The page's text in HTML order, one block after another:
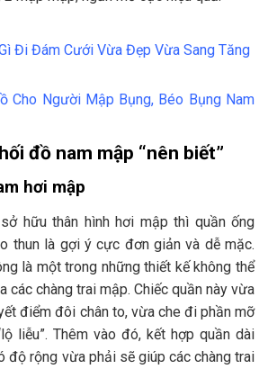
Đi Đám Cưới Vừa Đẹp Vừa Sang Tăng
Cho Người Mập Bụng, Béo Bụng Nam
đồ nam mập “nên biết”
hơi mập
hữu thân hình hơi mập thì quần ống
thun là gợi ý cực đơn giản và dễ mặc.
là một trong những thiết kế không thể
các chàng trai mập. Chiếc quần này vừa
điểm đôi chân to, vừa che đi phần mỡ
liễu”. Thêm vào đó, kết hợp quần dài
độ rộng vừa phải sẽ giúp các chàng trai